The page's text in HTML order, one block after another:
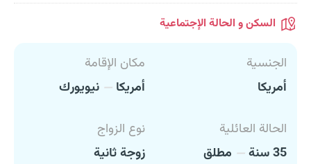
السكن و الحالة الإجتماعية
الجنسية
أمريكا
مكان الإقامة
أمريكا
نيويورك
الحالة العائلية
35 سنة
مطلق
نوع الزواج
زوجة ثانية